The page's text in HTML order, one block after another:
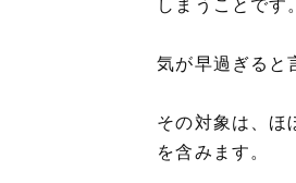
しまうことです。
気が早過ぎると
その対象は、ほ
を含みます。